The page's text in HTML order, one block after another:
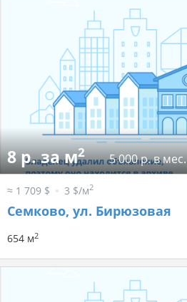
8 р. за м2 5 000 р. в мес.
≈ 1 709 $ 3 $/м2
Семково, ул. Бирюзовая
654 м2